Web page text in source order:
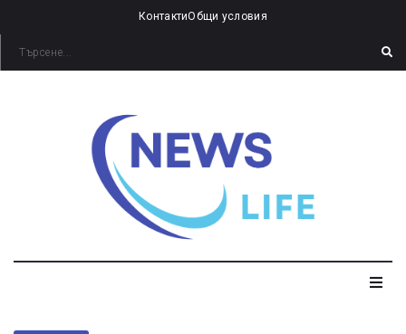
КонтактиОбщи условия